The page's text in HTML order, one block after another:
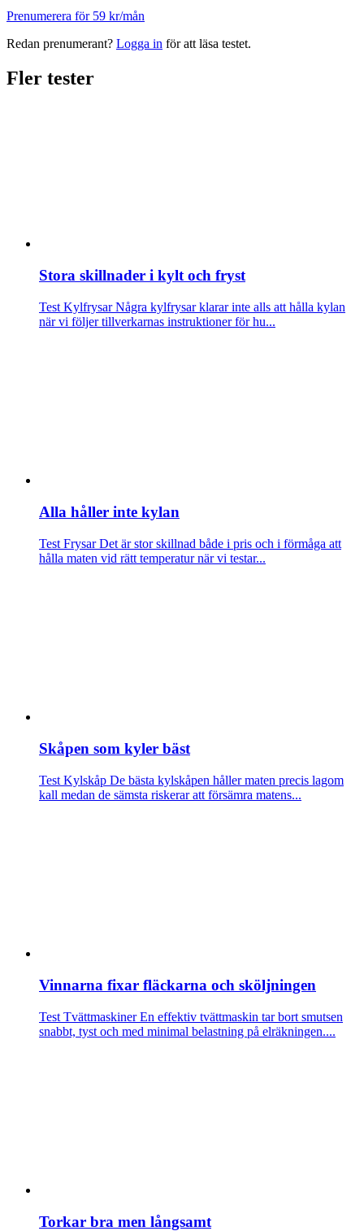
Prenumerera för 59 kr/mån
Redan prenumerant? Logga in för att läsa testet.
Fler tester
Stora skillnader i kylt och fryst
Test KylfrysarNågra kylfrysar klarar inte alls att hålla kylan
när vi följer tillverkarnas instruktioner för hu...
Alla håller inte kylan
Test FrysarDet är stor skillnad både i pris och i förmåga att
hålla maten vid rätt temperatur när vi testar...
Skåpen som kyler bäst
Test Kylskåp De bästa kylskåpen håller maten precis lagom
kall medan de sämsta riskerar att försämra matens...
Vinnarna fixar fläckarna och sköljningen
Test TvättmaskinerEn effektiv tvättmaskin tar bort smutsen
snabbt, tyst och med minimal belastning på elräkningen....
Torkar bra men långsamt